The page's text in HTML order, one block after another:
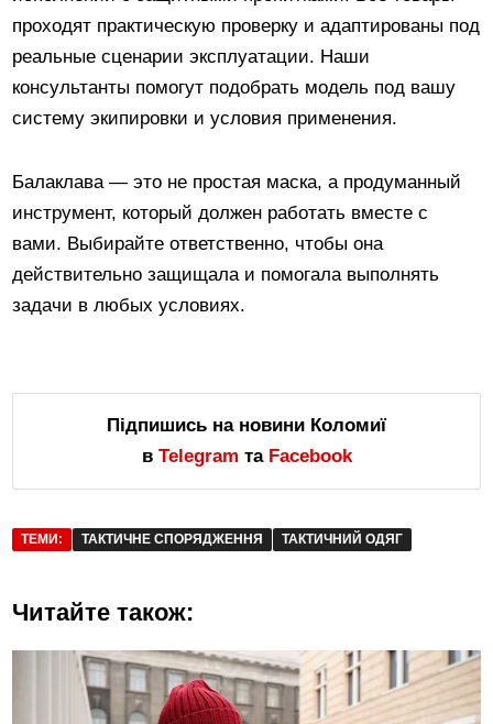
проходят практическую проверку и адаптированы под
реальные сценарии эксплуатации. Наши
консультанты помогут подобрать модель под вашу
систему экипировки и условия применения.
Балаклава — это не простая маска, а продуманный
инструмент, который должен работать вместе с
вами. Выбирайте ответственно, чтобы она
действительно защищала и помогала выполнять
задачи в любых условиях.
Підпишись на новини Коломиї
в Telegram та Facebook
ТЕМИ: ТАКТИЧНЕ СПОРЯДЖЕННЯ ТАКТИЧНИЙ ОДЯГ
Читайте також: